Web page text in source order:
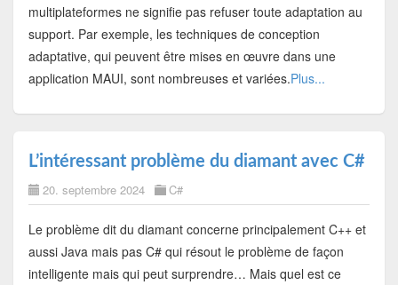
multiplateformes ne signifie pas refuser toute adaptation au
support. Par exemple, les techniques de conception
adaptative, qui peuvent être mises en œuvre dans une
application MAUI, sont nombreuses et variées.Plus...
L’intéressant problème du diamant avec C#
20. septembre 2024 C#
Le problème dit du diamant concerne principalement C++ et
aussi Java mais pas C# qui résout le problème de façon
intelligente mais qui peut surprendre… Mais quel est ce